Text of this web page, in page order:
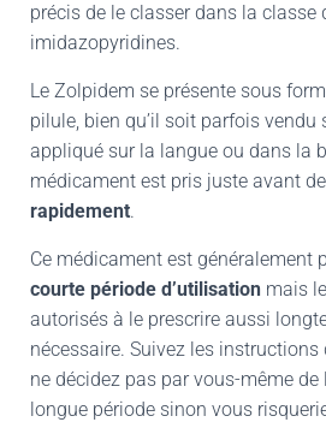
précis de le classer dans la classe
imidazopyridines.
Le Zolpidem se présente sous
pilule, bien qu’il soit parfois vendu
appliqué sur la langue ou dans la
médicament est pris juste avant
rapidement.
Ce médicament est généralement
courte période d’utilisation mais
autorisés à le prescrire aussi
nécessaire. Suivez les instructions
ne décidez pas par vous-même de
longue période sinon vous